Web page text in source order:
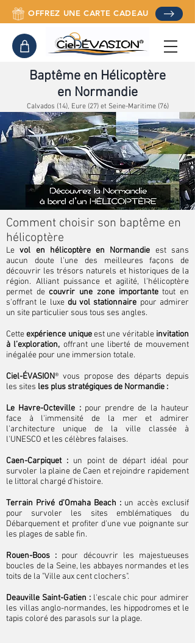
OFFREZ UNE CARTE CADEAU
Baptême en Hélicoptère
en Normandie
Calvados (14), Eure (27) et Seine-Maritime (76)
Comment choisir son baptême en
hélicoptère
Levol en hélicoptère en Normandie est sans
aucun doute l’une des meilleures façons de
découvrir les trésors naturels et historiques de la
région. Alliant puissance et agilité, l'hélicoptère
permet decouvrir une zone importantetout en
s'offrant le luxe du vol stationnaire pour admirer
un site particulier sous tous ses angles.
Cetteexpérience uniqueest une véritable invitation
à l’exploration, offrant une liberté de mouvement
inégalée pour une immersion totale.
Ciel-ÉVASION® vous propose des départs depuis
les sites les plus stratégiques de Normandie :
Le Havre-Octeville :pour prendre de la hauteur
face à l'immensité de la mer et admirer
l'architecture unique de la ville classée à
l'UNESCO et les célèbres falaises.
Caen-Carpiquet :un point de départ idéal pour
survoler la plaine de Caen et rejoindre rapidement
le littoral chargé d'histoire.
Terrain Privé d'Omaha Beach : un accès exclusif
pour survoler les sites emblématiques du
Débarquement et profiter d'une vue poignante sur
les plages de sable fin.
Rouen-Boos : pour découvrir les majestueuses
boucles de la Seine, les abbayes normandes et les
toits de la "Ville aux cent clochers".
Deauville Saint-Gatien :l'escale chic pour admirer
les villas anglo-normandes, les hippodromes et le
tapis coloré des parasols sur la plage.